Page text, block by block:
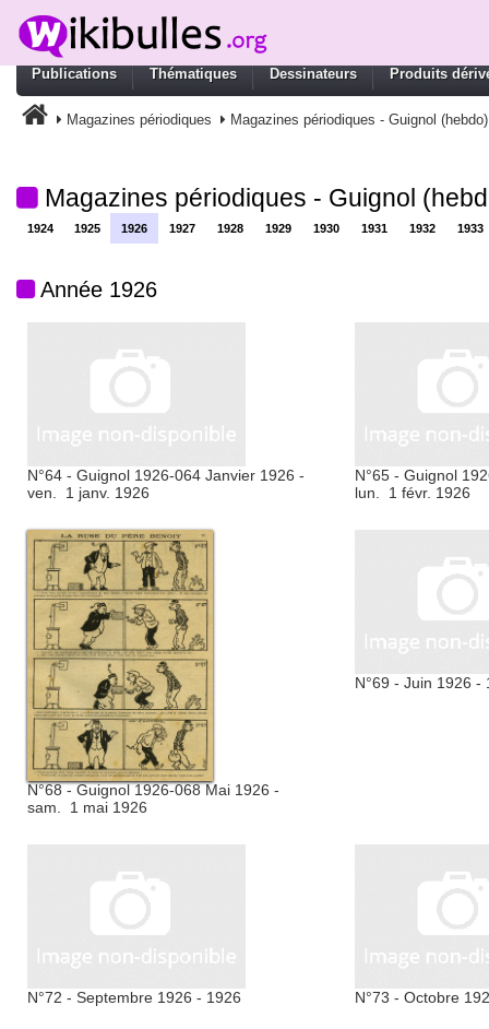
Publications Thématiques Dessinateurs Produits
Magazines périodiques Magazines périodiques - Guignol (hebdo)
Magazines périodiques - Guignol
1924 1925 1926 1927 1928 1929 1930 1931 1932 1933
Année 1926
N°64 - Guignol 1926-064 Janvier 1926 -
ven. 1 janv. 1926
N°65 - Guignol
lun. 1 févr. 1926
N°68 - Guignol 1926-068 Mai 1926 -
sam. 1 mai 1926
N°69 - Juin 1926 -
N°72 - Septembre 1926 - 1926 N°73 - Octobre